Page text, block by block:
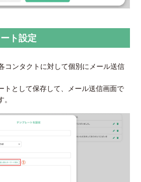
ト設定
コンタクトに対して個別にメール送信
トとして保存して、メール送信画面で